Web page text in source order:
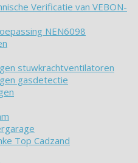
Verificatie van VEBON-
NEN6098
stuwkrachtventilatoren
gasdetectie
Top Cadzand